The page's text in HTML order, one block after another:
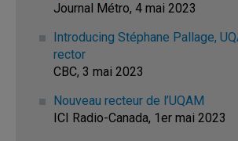
Journal Métro, 4 mai 2023
Introducing Stéphane Pallage,
rector
CBC, 3 mai 2023
Nouveau recteur de l’UQAM
ICI Radio-Canada, 1er mai 2023